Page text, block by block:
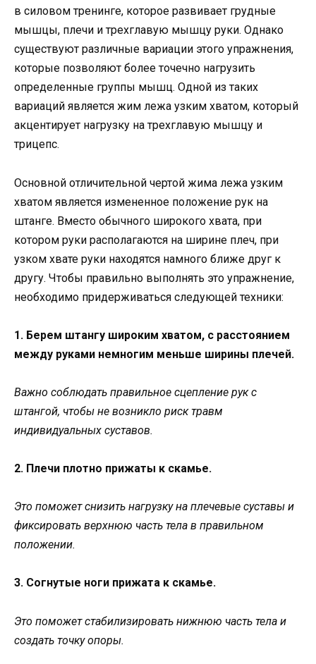
в силовом тренинге, которое развивает грудные
мышцы, плечи и трехглавую мышцу руки. Однако
существуют различные вариации этого упражнения,
которые позволяют более точечно нагрузить
определенные группы мышц. Одной из таких
вариаций является жим лежа узким хватом, который
акцентирует нагрузку на трехглавую мышцу и
трицепс.
Основной отличительной чертой жима лежа узким
хватом является измененное положение рук на
штанге. Вместо обычного широкого хвата, при
котором руки располагаются на ширине плеч, при
узком хвате руки находятся намного ближе друг к
другу. Чтобы правильно выполнять это упражнение,
необходимо придерживаться следующей техники:
1. Берем штангу широким хватом, с расстоянием
между руками немногим меньше ширины плечей.
Важно соблюдать правильное сцепление рук с
штангой, чтобы не возникло риск травм
индивидуальных суставов.
2. Плечи плотно прижаты к скамье.
Это поможет снизить нагрузку на плечевые суставы и
фиксировать верхнюю часть тела в правильном
положении.
3. Согнутые ноги прижата к скамье.
Это поможет стабилизировать нижнюю часть тела и
создать точку опоры.